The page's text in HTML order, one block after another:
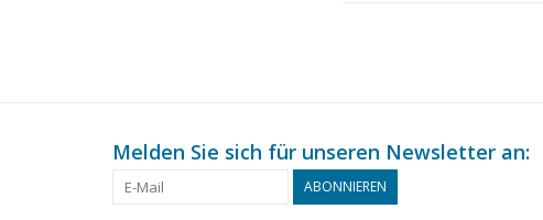
Melden Sie sich für unseren Newsletter an:
ABONNIEREN